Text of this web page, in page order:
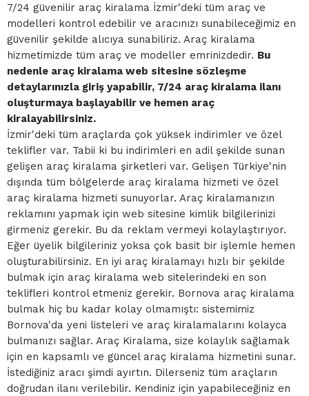
7/24 güvenilir araç kiralama İzmir'deki tüm araç ve
modelleri kontrol edebilir ve aracınızı sunabileceğimiz en
güvenilir şekilde alıcıya sunabiliriz. Araç kiralama
hizmetimizde tüm araç ve modeller emrinizdedir. Bu
nedenle araç kiralama web sitesine sözleşme
detaylarınızla giriş yapabilir, 7/24 araç kiralama ilanı
oluşturmaya başlayabilir ve hemen araç
kiralayabilirsiniz.
İzmir'deki tüm araçlarda çok yüksek indirimler ve özel
teklifler var. Tabii ki bu indirimleri en adil şekilde sunan
gelişen araç kiralama şirketleri var. Gelişen Türkiye'nin
dışında tüm bölgelerde araç kiralama hizmeti ve özel
araç kiralama hizmeti sunuyorlar. Araç kiralamanızın
reklamını yapmak için web sitesine kimlik bilgilerinizi
girmeniz gerekir. Bu da reklam vermeyi kolaylaştırıyor.
Eğer üyelik bilgileriniz yoksa çok basit bir işlemle hemen
oluşturabilirsiniz. En iyi araç kiralamayı hızlı bir şekilde
bulmak için araç kiralama web sitelerindeki en son
teklifleri kontrol etmeniz gerekir. Bornova araç kiralama
bulmak hiç bu kadar kolay olmamıştı: sistemimiz
Bornova'da yeni listeleri ve araç kiralamalarını kolayca
bulmanızı sağlar. Araç Kiralama, size kolaylık sağlamak
için en kapsamlı ve güncel araç kiralama hizmetini sunar.
İstediğiniz aracı şimdi ayırtın. Dilerseniz tüm araçların
doğrudan ilanı verilebilir. Kendiniz için yapabileceğiniz en